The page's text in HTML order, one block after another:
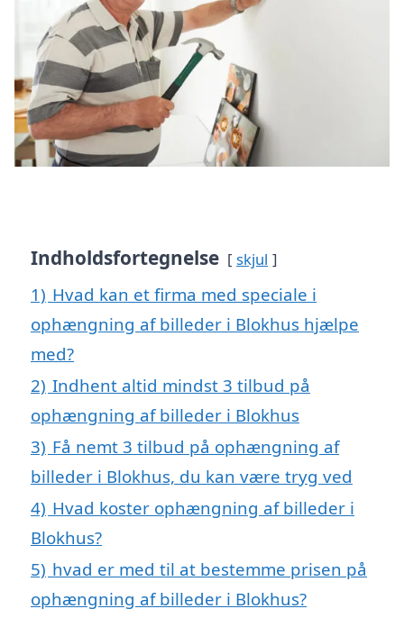
Indholdsfortegnelse skjul
1) Hvad kan et firma med speciale i
ophængning af billeder i Blokhus hjælpe
med?
2) Indhent altid mindst 3 tilbud på
ophængning af billeder i Blokhus
3) Få nemt 3 tilbud på ophængning af
billeder i Blokhus, du kan være tryg ved
4) Hvad koster ophængning af billeder i
Blokhus?
5) hvad er med til at bestemme prisen på
ophængning af billeder i Blokhus?